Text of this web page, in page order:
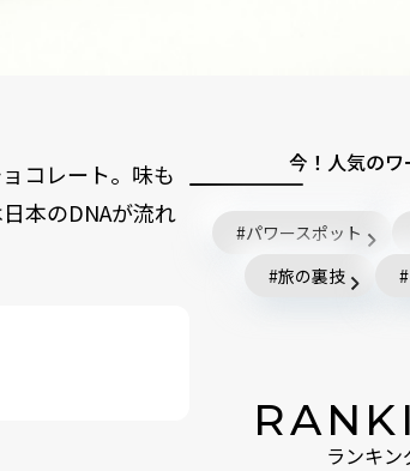
コレート。味も
本のDNAが流れ
今！人気のワ
パワースポット
旅の裏技
ランキン